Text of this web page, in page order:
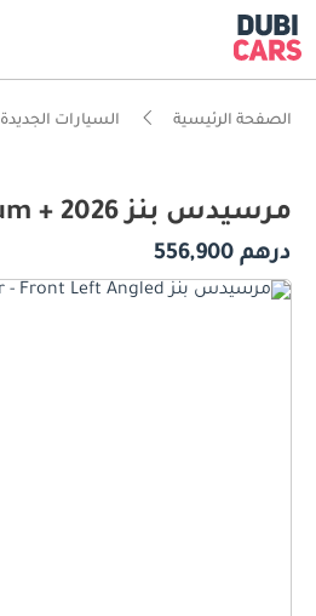
الصفحة الرئيسية السيارات الجديدة
مرسيدس بنز EQS 450+ Premium + 2026
درهم 556,900